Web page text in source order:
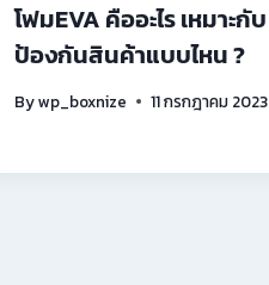
โฟมEVA คืออะไร เหมาะกับ
ป้องกันสินค้าแบบไหน ?
Bywp_boxnize 11 กรกฎาคม 2023